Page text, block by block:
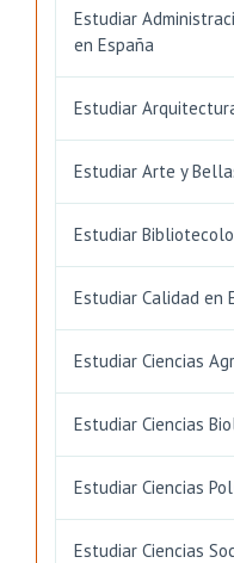
Estudiar
en España
Estudiar
Estudiar Arte y
Estudiar
Estudiar Calidad en
Estudiar Ciencias
Estudiar Ciencias
Estudiar Ciencias
Estudiar Ciencias